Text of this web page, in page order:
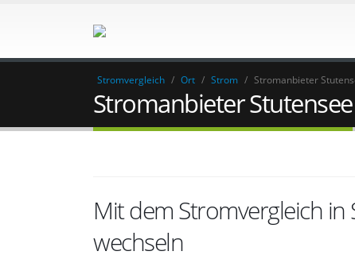
Stromvergleich / Ort / Strom / Stromanbieter
Stromanbieter Stutensee
Mit dem Stromvergleich
wechseln